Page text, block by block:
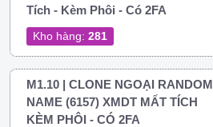
Tích - Kèm Phôi - Có 2FA
Kho hàng: 281
M1.10 | CLONE NGOẠI RANDOM
NAME (6157) XMDT MẤT TÍCH
KÈM PHÔI - CÓ 2FA